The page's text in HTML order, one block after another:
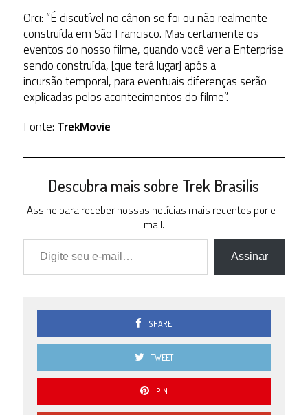
Orci: “É discutível no cânon se foi ou não realmente
construída em São Francisco. Mas certamente os
eventos do nosso filme, quando você ver a Enterprise
sendo construída, [que terá lugar] após a
incursão temporal, para eventuais diferenças serão
explicadas pelos acontecimentos do filme”.
Fonte: TrekMovie
Descubra mais sobre Trek Brasilis
Assine para receber nossas notícias mais recentes por e-
mail.
Digite seu e-mail…
Assinar
SHARE
TWEET
PIN